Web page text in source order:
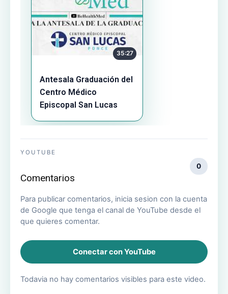
35:27
Antesala Graduación del
Centro Médico
Episcopal San Lucas
YOUTUBE
Comentarios
0
Para publicar comentarios, inicia sesion con la cuenta
de Google que tenga el canal de YouTube desde el
que quieres comentar.
Conectar con YouTube
Todavia no hay comentarios visibles para este video.